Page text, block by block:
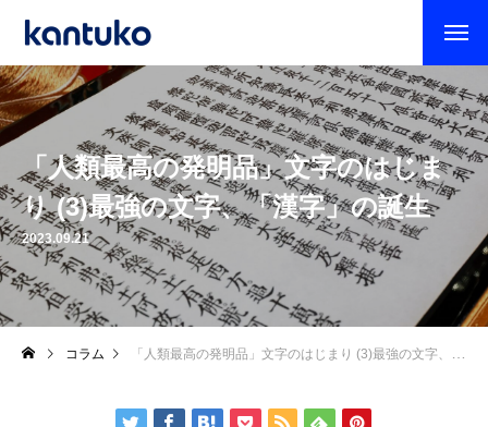
「人類最高の発明品」文字のはじま
り (3)最強の文字、「漢字」の誕生
2023.09.21
コラム 「人類最高の発明品」文字のはじまり (3)最強の文字、「漢字」の誕生